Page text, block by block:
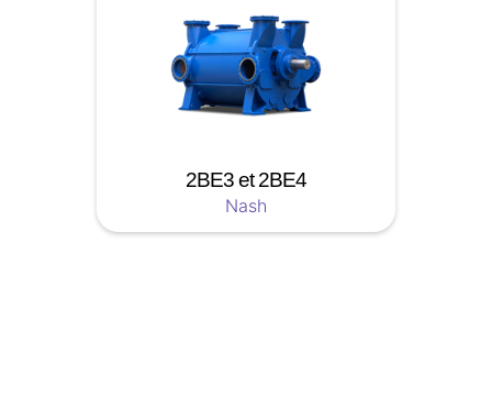
2BE3 et 2BE4
Nash